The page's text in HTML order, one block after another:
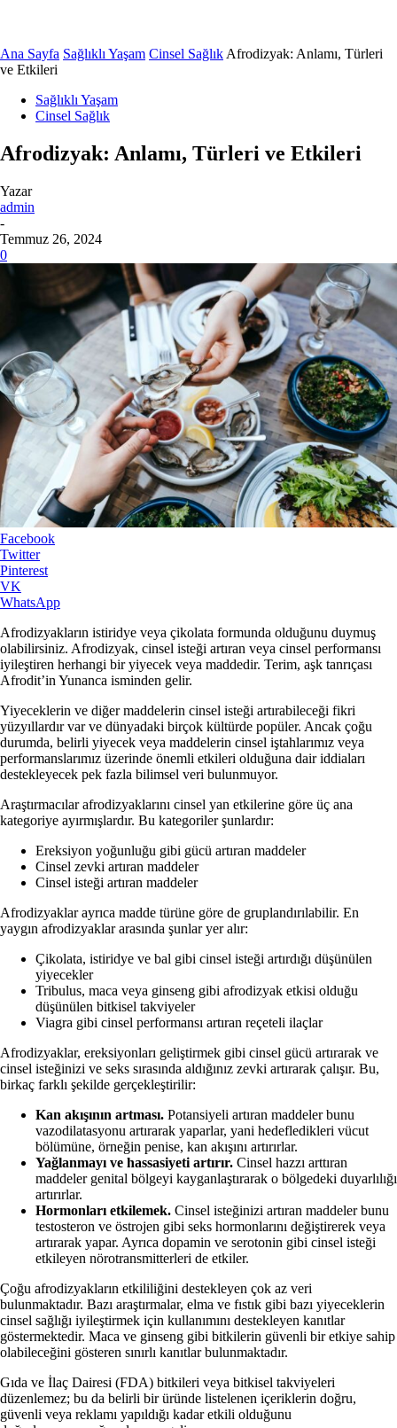
Ana Sayfa Sağlıklı Yaşam Cinsel Sağlık Afrodizyak: Anlamı, Türleri
ve Etkileri
Sağlıklı Yaşam
Cinsel Sağlık
Afrodizyak: Anlamı, Türleri ve Etkileri
Yazar
admin
-
Temmuz 26, 2024
0
Facebook
Twitter
Pinterest
VK
WhatsApp
Afrodizyakların istiridye veya çikolata formunda olduğunu duymuş
olabilirsiniz. Afrodizyak, cinsel isteği artıran veya cinsel performansı
iyileştiren herhangi bir yiyecek veya maddedir. Terim, aşk tanrıçası
Afrodit’in Yunanca isminden gelir.
Yiyeceklerin ve diğer maddelerin cinsel isteği artırabileceği fikri
yüzyıllardır var ve dünyadaki birçok kültürde popüler. Ancak çoğu
durumda, belirli yiyecek veya maddelerin cinsel iştahlarımız veya
performanslarımız üzerinde önemli etkileri olduğuna dair iddiaları
destekleyecek pek fazla bilimsel veri bulunmuyor.
Araştırmacılar afrodizyaklarını cinsel yan etkilerine göre üç ana
kategoriye ayırmışlardır. Bu kategoriler şunlardır:
Ereksiyon yoğunluğu gibi gücü artıran maddeler
Cinsel zevki artıran maddeler
Cinsel isteği artıran maddeler
Afrodizyaklar ayrıca madde türüne göre de gruplandırılabilir. En
yaygın afrodizyaklar arasında şunlar yer alır:
Çikolata, istiridye ve bal gibi cinsel isteği artırdığı düşünülen
yiyecekler
Tribulus, maca veya ginseng gibi afrodizyak etkisi olduğu
düşünülen bitkisel takviyeler
Viagra gibi cinsel performansı artıran reçeteli ilaçlar
Afrodizyaklar, ereksiyonları geliştirmek gibi cinsel gücü artırarak ve
cinsel isteğinizi ve seks sırasında aldığınız zevki artırarak çalışır. Bu,
birkaç farklı şekilde gerçekleştirilir:
Kan akışının artması. Potansiyeli artıran maddeler bunu
vazodilatasyonu artırarak yaparlar, yani hedefledikleri vücut
bölümüne, örneğin penise, kan akışını artırırlar.
Yağlanmayı ve hassasiyeti artırır. Cinsel hazzı arttıran
maddeler genital bölgeyi kayganlaştırarak o bölgedeki duyarlılığı
artırırlar.
Hormonları etkilemek. Cinsel isteğinizi artıran maddeler bunu
testosteron ve östrojen gibi seks hormonlarını değiştirerek veya
artırarak yapar. Ayrıca dopamin ve serotonin gibi cinsel isteği
etkileyen nörotransmitterleri de etkiler.
Çoğu afrodizyakların etkililiğini destekleyen çok az veri
bulunmaktadır. Bazı araştırmalar, elma ve fıstık gibi bazı yiyeceklerin
cinsel sağlığı iyileştirmek için kullanımını destekleyen kanıtlar
göstermektedir. Maca ve ginseng gibi bitkilerin güvenli bir etkiye sahip
olabileceğini gösteren sınırlı kanıtlar bulunmaktadır.
Gıda ve İlaç Dairesi (FDA) bitkileri veya bitkisel takviyeleri
düzenlemez; bu da belirli bir üründe listelenen içeriklerin doğru,
güvenli veya reklamı yapıldığı kadar etkili olduğunu